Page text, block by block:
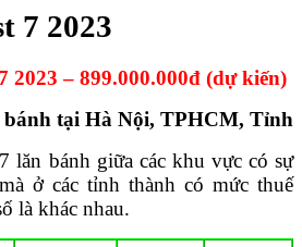
7 2023
2023 – 899.000.000đ (dự kiến)
bánh tại Hà Nội, TPHCM, Tỉnh
lăn bánh giữa các khu vực có sự
ở các tỉnh thành có mức thuế
là khác nhau.